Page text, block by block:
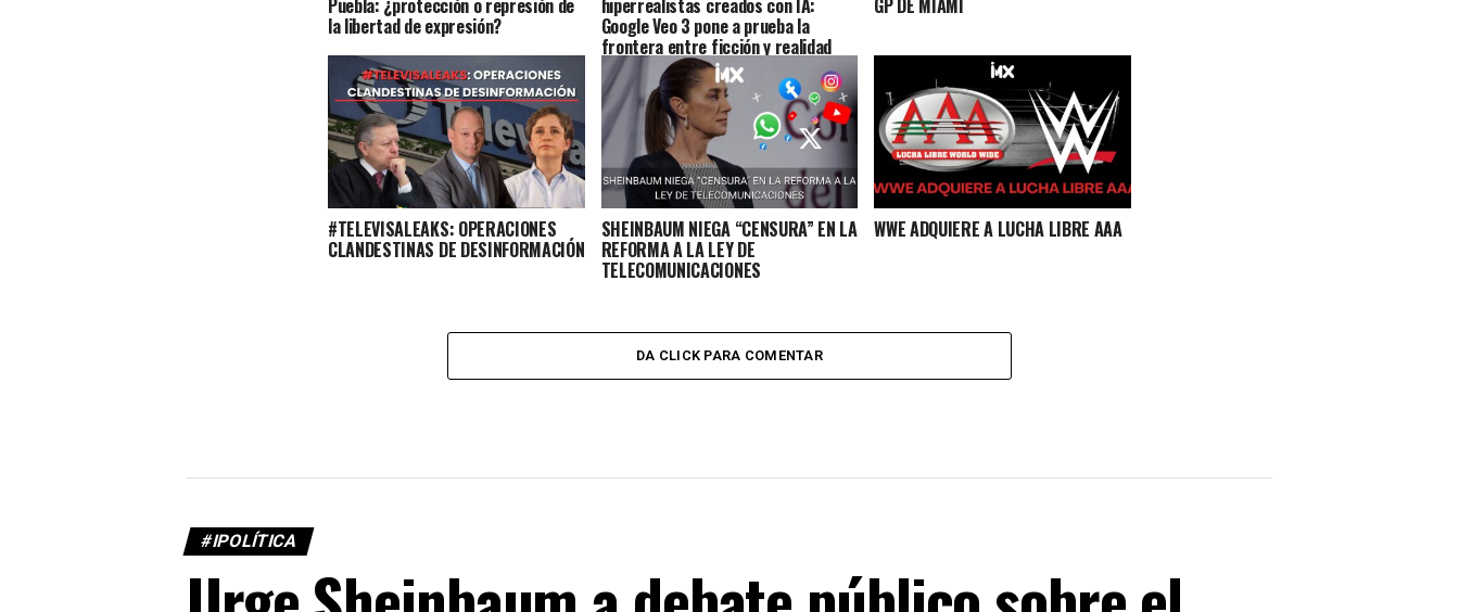
Puebla: ¿protección o represión de
la libertad de expresión?
hiperrealistas creados con IA:
Google Veo 3 pone a prueba la
frontera entre ficción y realidad
GP DE MIAMI
#TELEVISALEAKS: OPERACIONES
CLANDESTINAS DE DESINFORMACIÓN
SHEINBAUM NIEGA “CENSURA” EN LA
REFORMA A LA LEY DE
TELECOMUNICACIONES
WWE ADQUIERE A LUCHA LIBRE AAA
DA CLICK PARA COMENTAR
#IPOLÍTICA